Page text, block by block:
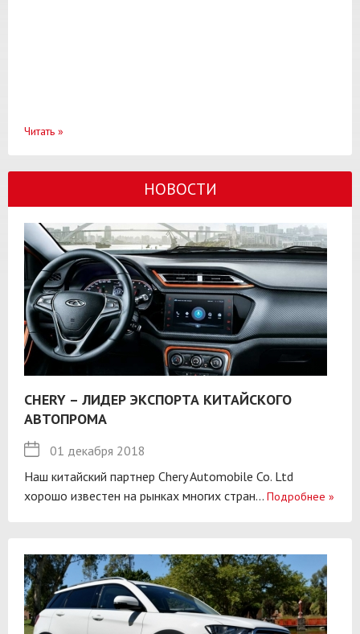
Читать »
НОВОСТИ
CHERY – ЛИДЕР ЭКСПОРТА КИТАЙСКОГО
АВТОПРОМА
01 декабря 2018
Наш китайский партнер Chery Automobile Co. Ltd
хорошо известен на рынках многих стран... Подробнее »